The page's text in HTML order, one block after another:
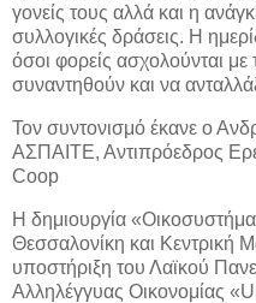
γονείς τους αλλά και η
συλλογικές δράσεις. Η
όσοι φορείς ασχολούνται
συναντηθούν και να
Τον συντονισμό έκανε ο
ΑΣΠΑΙΤΕ, Αντιπρόεδρος
Coop
Η δημιουργία
Θεσσαλονίκη και Κεντρική
υποστήριξη του Λαϊκού
Αλληλέγγυας Οικονομίας